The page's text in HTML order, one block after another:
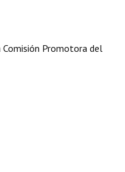
Comisión Promotora del